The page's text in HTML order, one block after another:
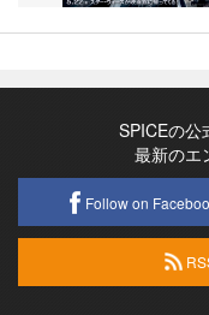
SPICEの公
最新のエ
Follow on